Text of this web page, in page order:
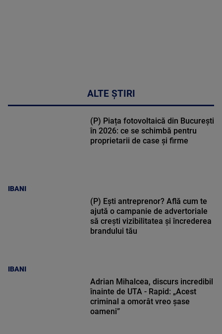
ALTE ȘTIRI
IBANI
(P) Piața fotovoltaică din București
în 2026: ce se schimbă pentru
proprietarii de case și firme
IBANI
(P) Ești antreprenor? Află cum te
ajută o campanie de advertoriale
să crești vizibilitatea și încrederea
brandului tău
Adrian Mihalcea, discurs incredibil
înainte de UTA - Rapid: „Acest
criminal a omorât vreo șase
oameni”